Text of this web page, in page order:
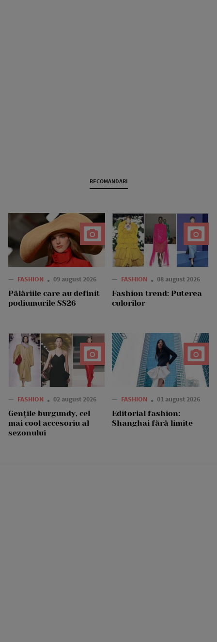
RECOMANDARI
— FASHION 09 august 2026
Pălăriile care au definit
podiumurile SS26
— FASHION 08 august 2026
Fashion trend: Puterea
culorilor
— FASHION 02 august 2026
Gențile burgundy, cel
mai cool accesoriu al
sezonului
— FASHION 01 august 2026
Editorial fashion:
Shanghai fără limite